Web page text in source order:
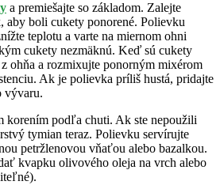
a premiešajte so základom. Zalejte
aby boli cukety ponorené. Polievku
teplotu a varte na miernom ohni
cukety nezmäknú. Keď sú cukety
ohňa a rozmixujte ponorným mixérom
Ak je polievka príliš hustá, pridajte
vývaru.
korením podľa chuti. Ak ste nepoužili
tymian teraz. Polievku servírujte
petržlenovou vňaťou alebo bazalkou.
kvapku olivového oleja na vrch alebo